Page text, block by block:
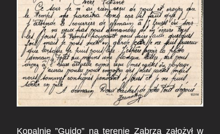
Kopalnie ”Guido” na terenie Zabrza założył w